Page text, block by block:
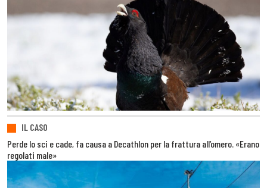
IL CASO
Perde lo sci e cade, fa causa a Decathlon per la frattura all’omero. «Erano
regolati male»